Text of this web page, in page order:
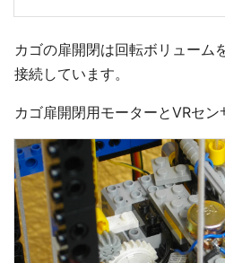
カゴの扉開閉は回転ボリューム
接続しています。
カゴ扉開閉用モーターとVRセン